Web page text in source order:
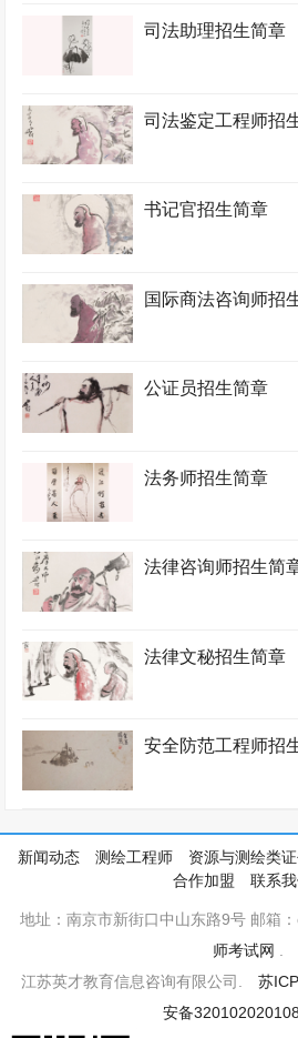
司法助理招生简章
司法鉴定工程师招
书记官招生简章
国际商法咨询师招
公证员招生简章
法务师招生简章
法律咨询师招生简
法律文秘招生简章
安全防范工程师招
新闻动态 测绘工程师 资源与测绘类
合作加盟
联系
地址：南京市新街口中山东路9号 邮箱
师考试网
江苏英才教育信息咨询有限公司. 苏
安备